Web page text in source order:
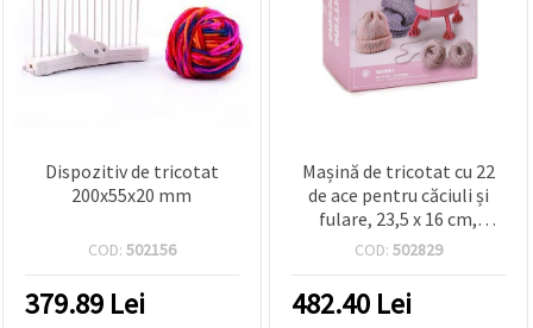
Dispozitiv de tricotat
200x55x20 mm
COD: 502156
379.89 Lei
Mașină de tricotat cu 22
de ace pentru căciuli și
fulare, 23,5 x 16 cm,
include 1 croșetă, 1 ac și 2
fiecare), acționată manual
COD: 502829
482.40 Lei